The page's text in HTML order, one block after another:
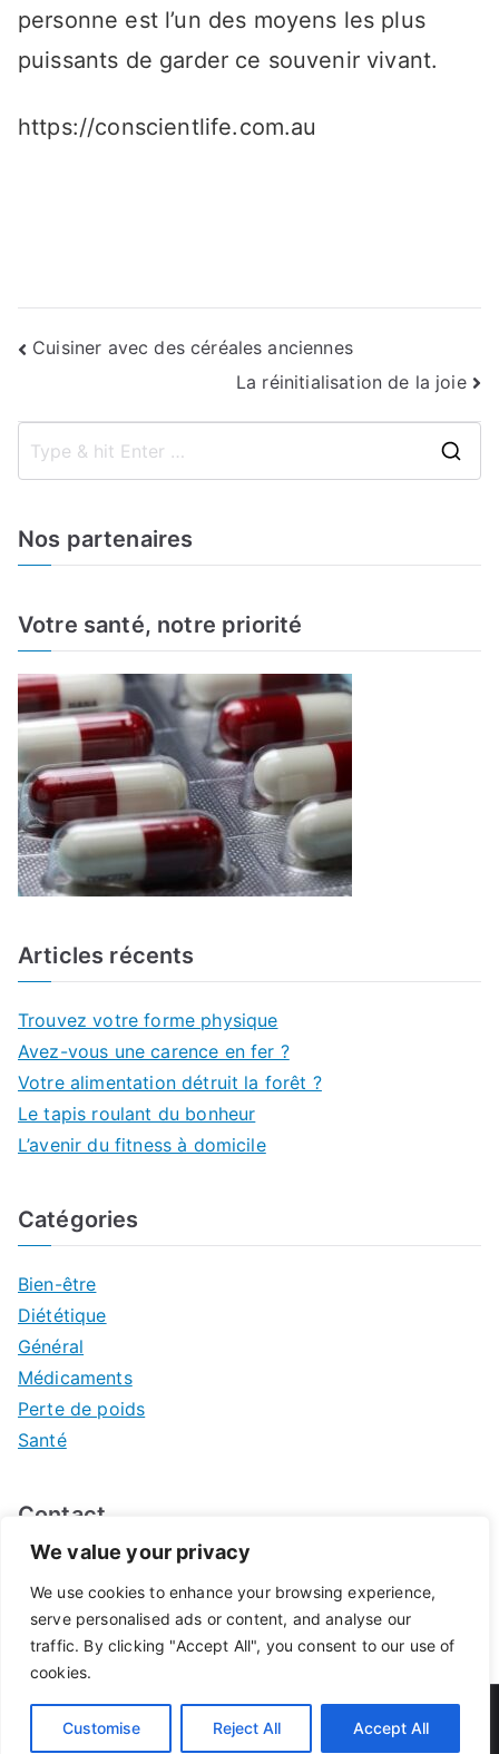
We value your privacy
We use cookies to enhance your browsing experience,
serve personalised ads or content, and analyse our
traffic. By clicking "Accept All", you consent to our use of
cookies.
Customise Reject All Accept All
personne est l’un des moyens les plus
puissants de garder ce souvenir vivant.
https://conscientlife.com.au
Navigation
l’article
Cuisiner avec des céréales anciennes
La réinitialisation de la joie
f
Nos partenaires
Votre santé, notre priorité
Articles récents
Trouvez votre forme physique
Avez-vous une carence en fer ?
Votre alimentation détruit la forêt ?
Le tapis roulant du bonheur
L’avenir du fitness à domicile
Catégories
Bien-être
Diététique
Général
Médicaments
Perte de poids
Santé
Contact
© 2026Pharmacie de Pontivy. Propulsé parZakraet
WordPress